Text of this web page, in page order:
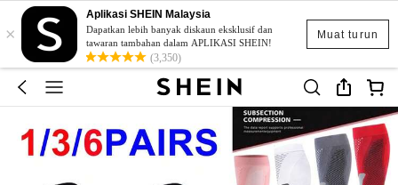
Muat turun
×
Aplikasi SHEIN Malaysia
Dapatkan lebih banyak diskaun eksklusif dan
tawaran tambahan dalam APLIKASI SHEIN!
(3,350)